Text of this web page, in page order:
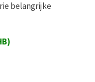
belangrijke